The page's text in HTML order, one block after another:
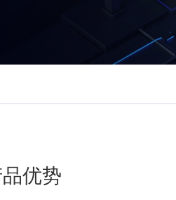
优势